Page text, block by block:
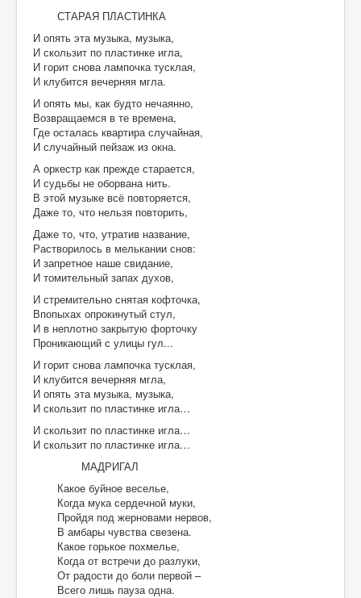
Родословная
Редакционный подвальчик
Мартиролог
Кухня Мишпохи
Гостевая книга
Контакты
Карта сайта
Старо-Улановичское кладбище
Местечко Колышки, старинное еврейское
кладбище
СТАРАЯ ПЛАСТИНКА
И опять эта музыка, музыка,
И скользит по пластинке игла,
И горит снова лампочка тусклая,
И клубится вечерняя мгла.
И опять мы, как будто нечаянно,
Возвращаемся в те времена,
Где осталась квартира случайная,
И случайный пейзаж из окна.
А оркестр как прежде старается,
И судьбы не оборвана нить.
В этой музыке всё повторяется,
Даже то, что нельзя повторить,
Даже то, что, утратив название,
Растворилось в мелькании снов:
И запретное наше свидание,
И томительный запах духов,
И стремительно снятая кофточка,
Впопыхах опрокинутый стул,
И в неплотно закрытую форточку
Проникающий с улицы гул...
И горит снова лампочка тусклая,
И клубится вечерняя мгла,
И опять эта музыка, музыка,
И скользит по пластинке игла…
И скользит по пластинке игла…
И скользит по пластинке игла…
МАДРИГАЛ
Какое буйное веселье,
Когда мука сердечной муки,
Пройдя под жерновами нервов,
В амбары чувства свезена.
Какое горькое похмелье,
Когда от встречи до разлуки,
От радости до боли первой –
Всего лишь пауза одна.